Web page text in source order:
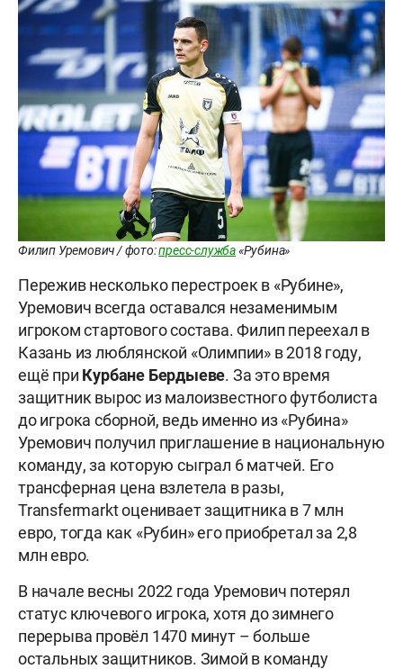
Филип Уремович / фото:пресс-служба«Рубина»
Пережив несколько перестроек в «Рубине»,
Уремович всегда оставался незаменимым
игроком стартового состава. Филип переехал в
Казань из люблянской «Олимпии» в 2018 году,
ещё при Курбане Бердыеве. За это время
защитник вырос из малоизвестного футболиста
до игрока сборной, ведь именно из «Рубина»
Уремович получил приглашение в национальную
команду, за которую сыграл 6 матчей. Его
трансферная цена взлетела в разы,
Transfermarkt оценивает защитника в 7 млн
евро, тогда как «Рубин» его приобретал за 2,8
млн евро.
В начале весны 2022 года Уремович потерял
статус ключевого игрока, хотя до зимнего
перерыва провёл 1470 минут – больше
остальных защитников. Зимой в команду